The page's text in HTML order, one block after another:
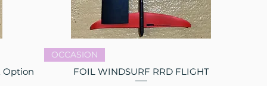
Option
OCCASION
FOIL WINDSURF RRD FLIGHT